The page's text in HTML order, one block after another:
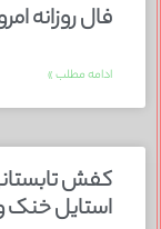
فال روزانه امروز
ادامه مطلب »
استایل